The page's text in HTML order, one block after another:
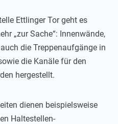
Ettlinger Tor geht es
„zur Sache“: Innenwände,
die Treppenaufgänge in
die Kanäle für den
hergestellt.
dienen beispielsweise
Haltestellen-